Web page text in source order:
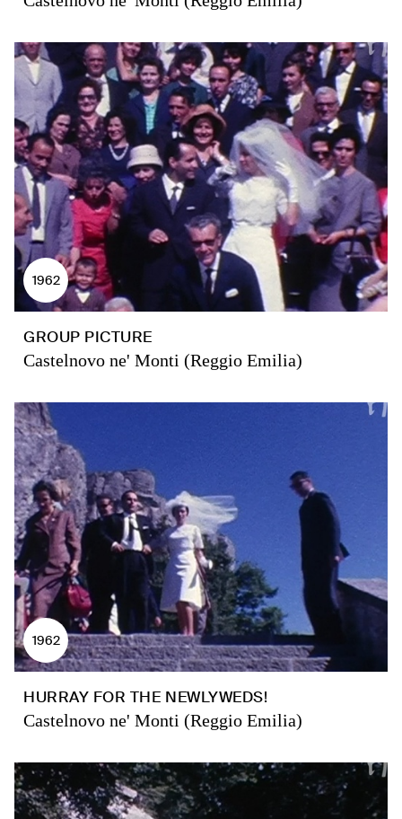
1962
GROUP PICTURE
Castelnovo ne' Monti (Reggio Emilia)
1962
HURRAY FOR THE NEWLYWEDS!
Castelnovo ne' Monti (Reggio Emilia)